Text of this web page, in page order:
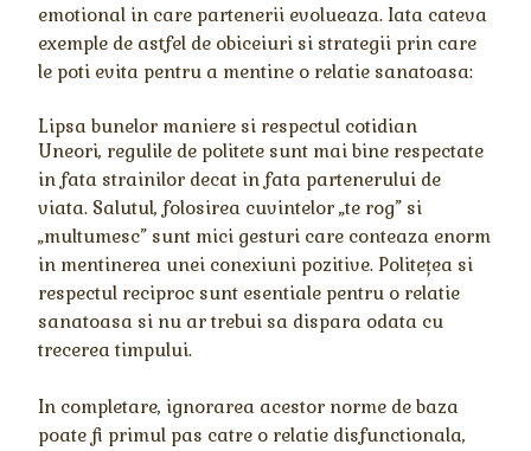
emotional in care partenerii evolueaza. Iata cateva
exemple de astfel de obiceiuri si strategii prin care
le poti evita pentru a mentine o relatie sanatoasa:
Lipsa bunelor maniere si respectul cotidian
Uneori, regulile de politete sunt mai bine respectate
in fata strainilor decat in fata partenerului de
viata. Salutul, folosirea cuvintelor „te rog” si
„multumesc” sunt mici gesturi care conteaza enorm
in mentinerea unei conexiuni pozitive. Politețea si
respectul reciproc sunt esentiale pentru o relatie
sanatoasa si nu ar trebui sa dispara odata cu
trecerea timpului.
In completare, ignorarea acestor norme de baza
poate fi primul pas catre o relatie disfunctionala,